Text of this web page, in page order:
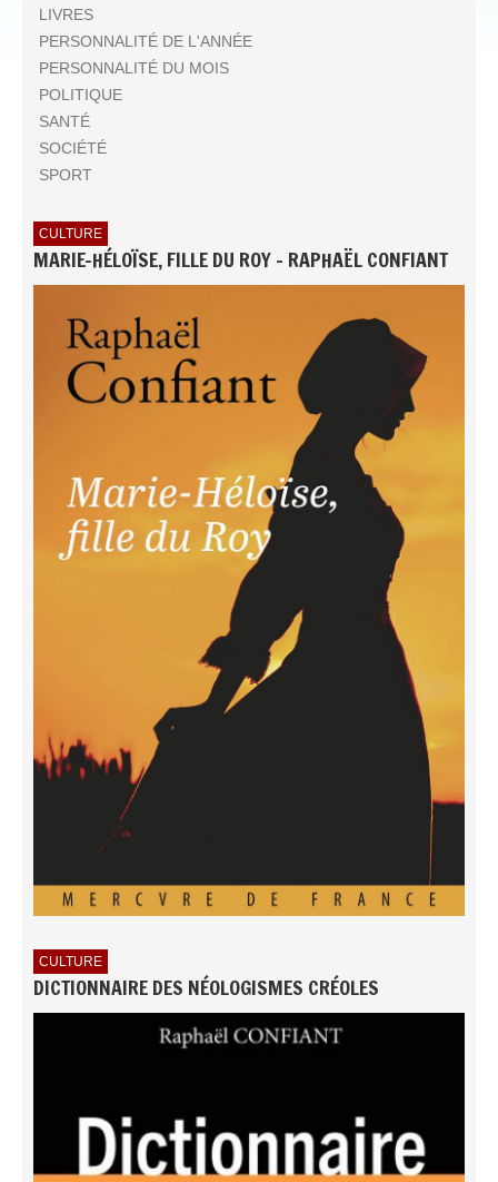
LIVRES
PERSONNALITÉ DE L'ANNÉE
PERSONNALITÉ DU MOIS
POLITIQUE
SANTÉ
SOCIÉTÉ
SPORT
CULTURE
MARIE-HÉLOÏSE, FILLE DU ROY - RAPHAËL CONFIANT
CULTURE
DICTIONNAIRE DES NÉOLOGISMES CRÉOLES